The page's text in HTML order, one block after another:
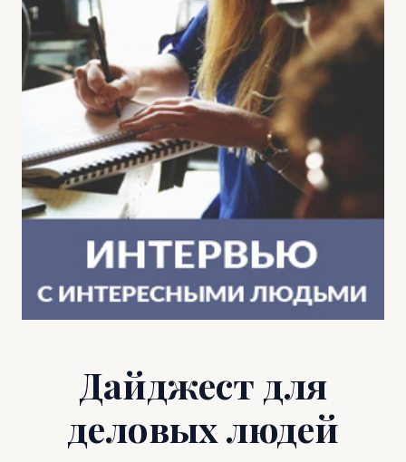
Дайджест для
деловых людей